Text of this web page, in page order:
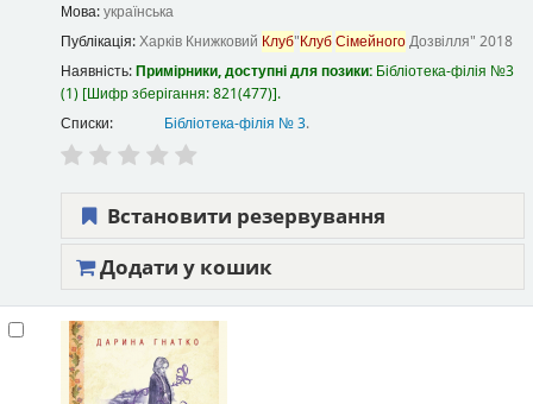
Мова:українська
Публікація:Харків Книжковий Клуб"КлубСімейногоДозвілля" 2018
Наявність:Примірники, доступні для позики: Бібліотека-філія №3
(1) Шифр зберігання:821(477) .
Списки:
Бібліотека-філія № 3.
Встановити резервування
Додати у кошик